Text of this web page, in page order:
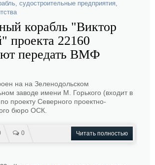
, судостроительные предприятия,
корабль "Виктор
проекта 22160
передать ВМФ
на на Зеленодольском
заводе имени М. Горького (входит в
проекту Северного проектно-
бюро ОСК.
0 Читать полностью